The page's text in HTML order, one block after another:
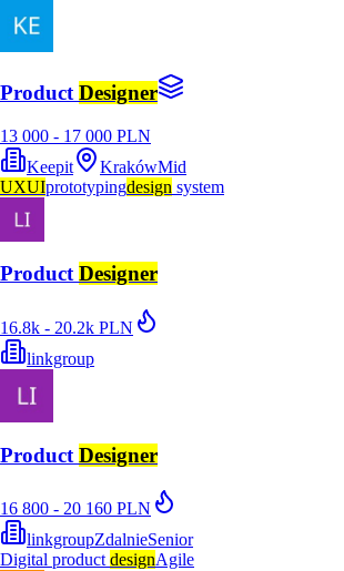
Product Designer
13 000 - 17 000 PLN
Keepit
KrakówMid
UXUIprototypingdesign system
ProductDesigner
16.8k - 20.2k PLN
linkgroup
Product Designer
16 800 - 20 160 PLN
linkgroupZdalnieSenior
Digital product designAgile